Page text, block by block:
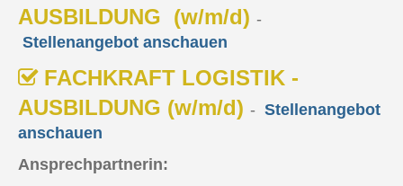
AUSBILDUNG (w/m/d) -
Stellenangebot anschauen
FACHKRAFT LOGISTIK -
AUSBILDUNG (w/m/d) - Stellenangebot
anschauen
Ansprechpartnerin: